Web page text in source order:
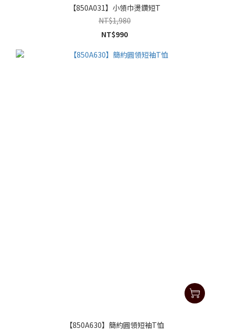
【850A031】小領巾燙鑽短T
NT$1,980
NT$990
【850A630】簡約圓領短袖T恤